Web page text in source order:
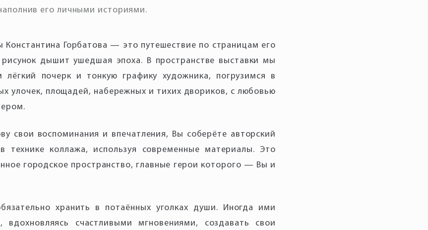
его личными историями.
Константина Горбатова — это путешествие по страницам его
рисунок дышит ушедшая эпоха. В пространстве выставки мы
лёгкий почерк и тонкую графику художника, погрузимся в
улочек, площадей, набережных и тихих двориков, с любовью
свои воспоминания и впечатления, Вы соберёте авторский
технике коллажа, используя современные материалы. Это
городское пространство, главные герои которого — Вы и
хранить в потаённых уголках души. Иногда ими
счастливыми мгновениями, создавать свои